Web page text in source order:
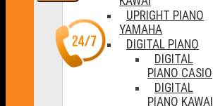
UPRIGHT PIANO
YAMAHA
DIGITAL PIANO
DIGITAL
PIANO CASIO
DIGITAL
PIANO KAWAI